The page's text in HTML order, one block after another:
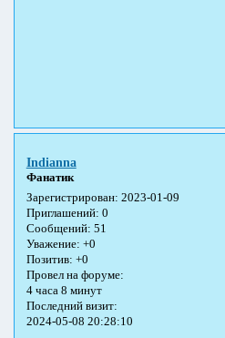
Indianna
Фанатик
Зарегистрирован: 2023-01-09
Приглашений: 0
Сообщений: 51
Уважение: +0
Позитив: +0
Провел на форуме:
4 часа 8 минут
Последний визит:
2024-05-08 20:28:10